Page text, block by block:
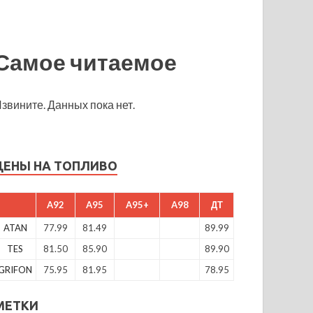
читаемое
Данных пока нет.
НА ТОПЛИВО
A92 A95 A95+ A98 ДТ
ATAN 77.99 81.49
89.99
TES
81.50 85.90
89.90
75.95 81.95 78.95